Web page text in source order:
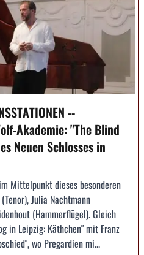
--
Akademie: "The Blind
Neuen Schlosses in
Mittelpunkt dieses besonderen
Julia Nachtmann
(Hammerflügel). Gleich
in Leipzig: Käthchen" mit Franz
wo Pregardien mi...